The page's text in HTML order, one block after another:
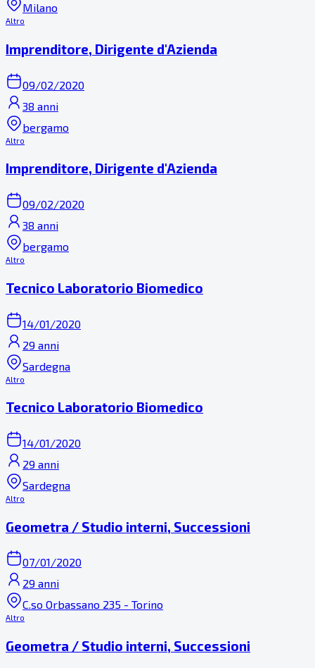
Milano
Altro
Imprenditore, Dirigente d'Azienda
09/02/2020
38 anni
bergamo
Altro
Imprenditore, Dirigente d'Azienda
09/02/2020
38 anni
bergamo
Altro
Tecnico Laboratorio Biomedico
14/01/2020
29 anni
Sardegna
Altro
Tecnico Laboratorio Biomedico
14/01/2020
29 anni
Sardegna
Altro
Geometra / Studio interni, Successioni
07/01/2020
29 anni
C.so Orbassano 235 - Torino
Altro
Geometra / Studio interni, Successioni